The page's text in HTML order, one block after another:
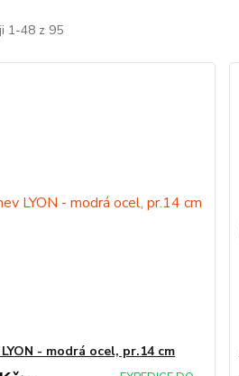
1-48 z 95
- modrá ocel, pr.14 cm